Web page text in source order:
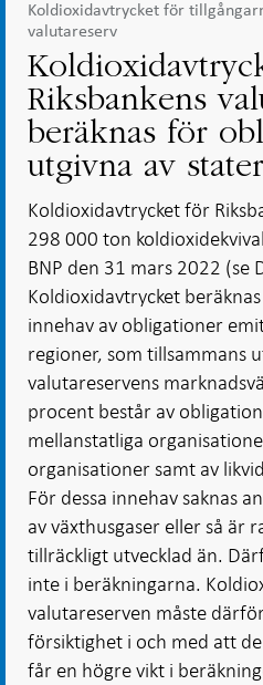
Koldioxidavtrycket för
valutareserv
Riksbankens
beräknas för
utgivna av
Koldioxidavtrycket för
298 000 ton
BNP den 31 mars 2022 (se
Koldioxidavtrycket
innehav av obligationer
regioner, som tillsammans
valutareservens
procent består av
mellanstatliga
organisationer samt av
För dessa innehav saknas
av växthusgaser eller så är
tillräckligt utvecklad än.
inte i beräkningarna.
valutareserven måste
försiktighet i och med att
får en högre vikt i